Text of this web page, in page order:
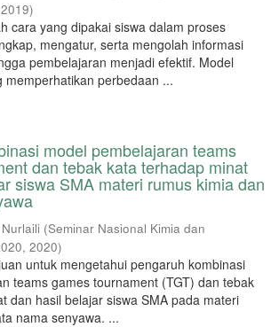
2019)
cara yang dipakai siswa dalam proses
mengatur, serta mengolah informasi
pembelajaran menjadi efektif. Model
memperhatikan perbedaan ...
model pembelajaran teams
dan tebak kata terhadap minat
siswa SMA materi rumus kimia dan
Nurlaili (Seminar Nasional Kimia dan
, 2020)
untuk mengetahui pengaruh kombinasi
teams games tournament (TGT) dan tebak
dan hasil belajar siswa SMA pada materi
nama senyawa. ...